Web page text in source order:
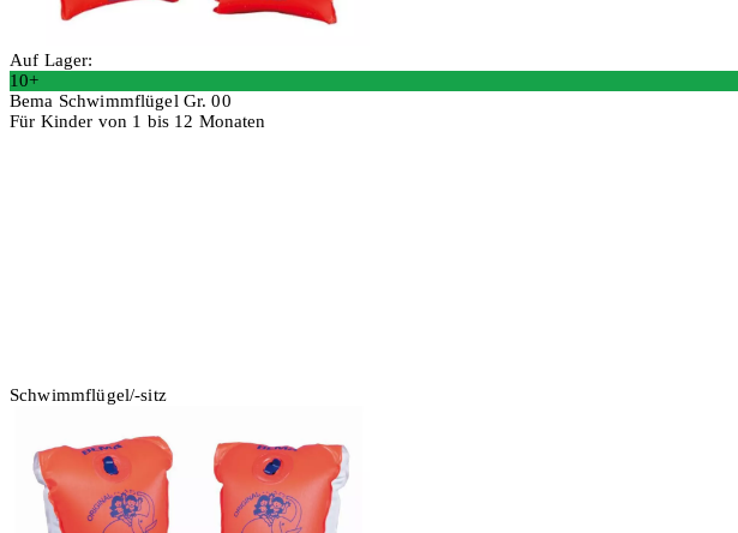
Auf Lager:
10+
Bema Schwimmflügel Gr. 00
Für Kinder von 1 bis 12 Monaten
Schwimmflügel/-sitz